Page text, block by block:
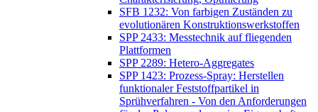
SFB 1232: Von farbigen Zuständen zu
evolutionären Konstruktionswerkstoffen
SPP 2433: Messtechnik auf fliegenden
Plattformen
SPP 2289: Hetero-Aggregates
SPP 1423: Prozess-Spray: Herstellen
funktionaler Feststoffpartikel in
Sprühverfahren - Von den Anforderungen